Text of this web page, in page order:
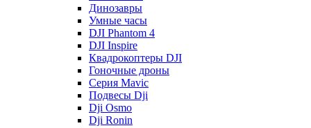
Динозавры
Умные часы
DJI Phantom 4
DJI Inspire
Квадрокоптеры DJI
Гоночные дроны
Серия Mavic
Подвесы Dji
Dji Osmo
Dji Ronin